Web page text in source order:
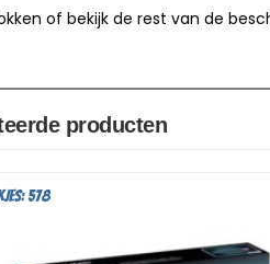
of bekijk de rest van de
producten
578